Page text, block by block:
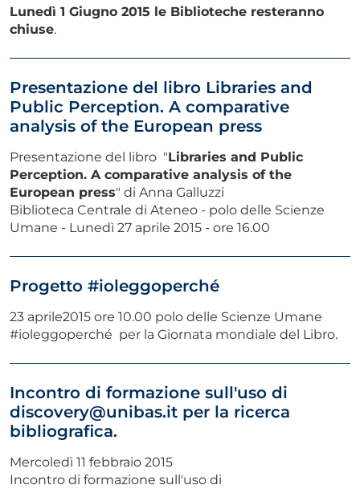
Lunedì 1 Giugno 2015 le Biblioteche resteranno
chiuse.
Presentazione del libro Libraries and
Public Perception. A comparative
analysis of the European press
Presentazione del libro "Libraries and Public
Perception. A comparative analysis of the
European press" di Anna Galluzzi
Biblioteca Centrale di Ateneo - polo delle Scienze
Umane - Lunedì 27 aprile 2015 - ore 16.00
Progetto #ioleggoperché
23 aprile2015 ore 10.00 polo delle Scienze Umane
#ioleggoperché per la Giornata mondiale del Libro.
Incontro di formazione sull'uso di
discovery@unibas.it per la ricerca
bibliografica.
Mercoledì 11 febbraio 2015
Incontro di formazione sull'uso di